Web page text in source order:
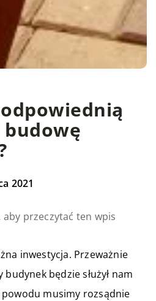
budowę
2021
przeczytać ten wpis
inwestycja. Przeważnie
będzie służył nam
powodu musimy rozsądnie